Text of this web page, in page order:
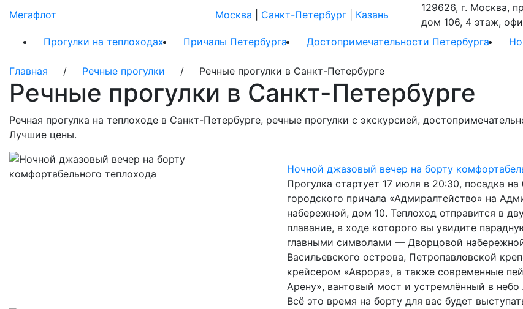
Мегафлот Москва Санкт-Петербург Казань
129626, г. Москва,
дом 106, 4 этаж,
Прогулки на теплоходах
Причалы Петербурга Достопримечательности Петербурга
Главная / Речные прогулки / Речные прогулки в Санкт-Петербурге
Речные прогулки в Санкт-Петербурге
Речная прогулка на теплоходе в Санкт-Петербурге, речные прогулки с экскурсией,
Лучшие цены.
Ночной джазовый вечер на борту
Прогулка стартует 17 июля в 20:30, посадка
городского причала «Адмиралтейство» на
набережной, дом 10. Теплоход отправится в
плавание, в ходе которого вы увидите
главными символами — Дворцовой
Васильевского острова, Петропавловской
крейсером «Аврора», а также современные
Арену», вантовый мост и устремлённый в небо
Всё это время на борту для вас будет